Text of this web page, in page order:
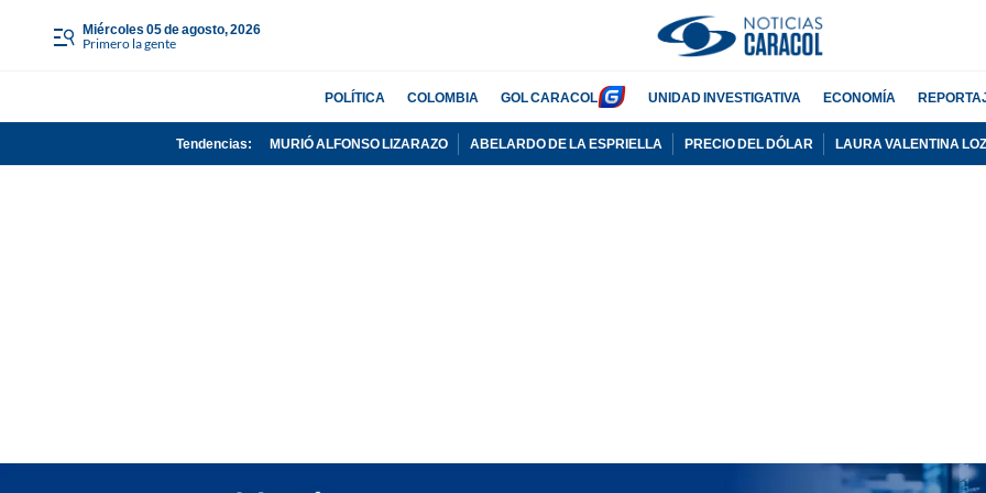
miércoles 05 de agosto, 2026
Primero la gente
POLÍTICA COLOMBIA GOL CARACOL UNIDAD INVESTIGATIVA ECONOMÍA
Tendencias: MURIÓ ALFONSO LIZARAZO ABELARDO DE LA ESPRIELLA PRECIO DEL DÓLAR LAURA VALENTINA